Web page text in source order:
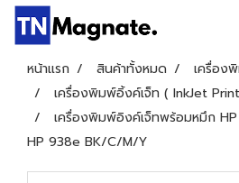
หน้าแรก สินค้าทั้งหมด
เครื่อง
เครื่องพิมพ์อิ้งค์เจ็ท ( InkJet
เครื่องพิมพ์อิงค์เจ็ทพร้อมหมึก
HP 938e BK/C/M/Y